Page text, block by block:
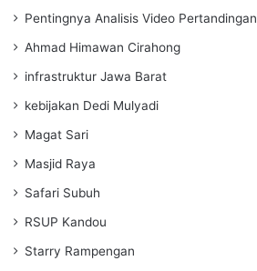
Pentingnya Analisis Video Pertandingan
Ahmad Himawan Cirahong
infrastruktur Jawa Barat
kebijakan Dedi Mulyadi
Magat Sari
Masjid Raya
Safari Subuh
RSUP Kandou
Starry Rampengan